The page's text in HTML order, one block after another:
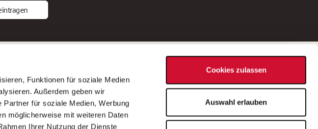
Funktionen für soziale Medien
Außerdem geben wir
für soziale Medien, Werbung
möglicherweise mit weiteren Daten
Ihrer Nutzung der Dienste
Cookies zulassen
Auswahl erlauben
Gliederungen nach Bundesland
nach Bundesländern
Bei Fragen zu einer Stellenausschreibung
wenden Sie sich bitte an die*den in der
Stellenausschreibung genannte*n